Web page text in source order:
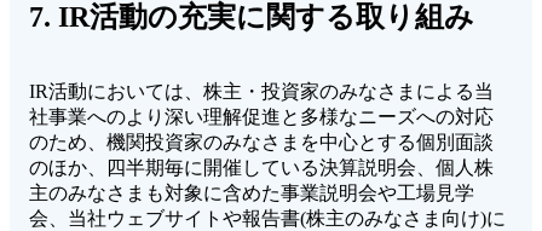
7. IR活動の充実に関する取り組み
IR活動においては、株主・投資家のみなさまによる当
社事業へのより深い理解促進と多様なニーズへの対応
のため、機関投資家のみなさまを中心とする個別面談
のほか、四半期毎に開催している決算説明会、個人株
主のみなさまも対象に含めた事業説明会や工場見学
会、当社ウェブサイトや報告書(株主のみなさま向け)に